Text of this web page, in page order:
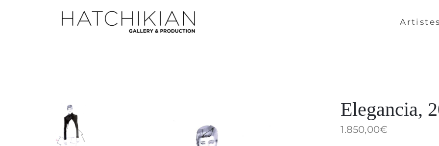
Artistes
Elegancia,
1.850,00€